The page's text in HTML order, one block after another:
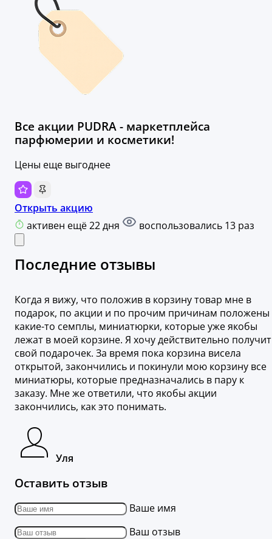
Все акции PUDRA - маркетплейса
парфюмерии и косметики!
Цены еще выгоднее
Открыть акцию
активен ещё 22 дня
воспользовались 13 раз
Последние отзывы
Когда я вижу, что положив в корзину товар мне в
подарок, по акции и по прочим причинам положены
какие-то семплы, миниатюрки, которые уже якобы
лежат в моей корзине. Я хочу действительно
свой подарочек. За время пока корзина висела
открытой, закончились и покинули мою корзину все
миниатюры, которые предназначались в пару к
заказу. Мне же ответили, что якобы акции
закончились, как это понимать.
Уля
Оставить отзыв
Ваше имя
Ваш отзыв